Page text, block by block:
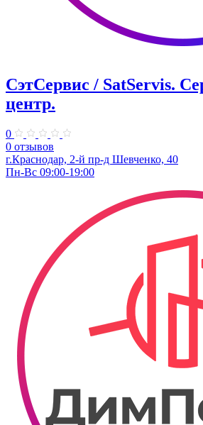
СэтСервис / SatServis.
центр.
0
0 отзывов
г.Краснодар, 2-й пр-д Шевченко, 40
Пн-Вс 09:00-19:00